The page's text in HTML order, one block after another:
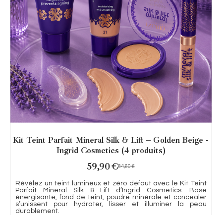
Kit Teint Parfait Mineral Silk & Lift – Golden Beige -
Ingrid Cosmetics (4 produits)
59,90€84,60€
Révélez un teint lumineux et zéro défaut avec le Kit Teint
Parfait Mineral Silk & Lift d’Ingrid Cosmetics. Base
énergisante, fond de teint, poudre minérale et concealer
s’unissent pour hydrater, lisser et illuminer la peau
durablement.